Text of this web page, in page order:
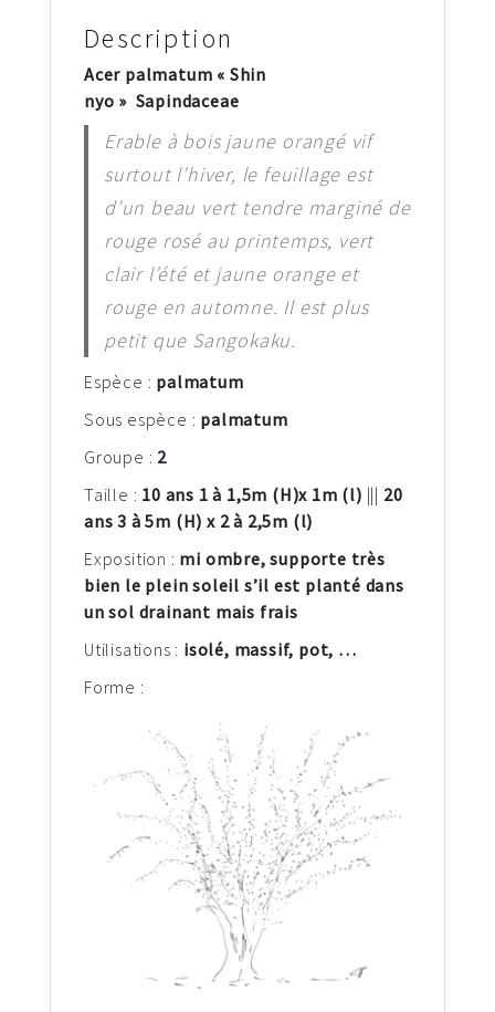
Description
Acer palmatum « Shin
nyo » Sapindaceae
Erable à bois jaune orangé vif
surtout l’hiver, le feuillage est
d’un beau vert tendre marginé de
rouge rosé au printemps, vert
clair l’été et jaune orange et
rouge en automne. Il est plus
petit que Sangokaku.
Espèce : palmatum
Sous espèce : palmatum
Groupe : 2
Taille : 10 ans 1 à 1,5m (H)x 1m (l) ||| 20
ans 3 à 5m (H) x 2 à 2,5m (l)
Exposition : mi ombre, supporte très
bien le plein soleil s’il est planté dans
un sol drainant mais frais
Utilisations : isolé, massif, pot, …
Forme :